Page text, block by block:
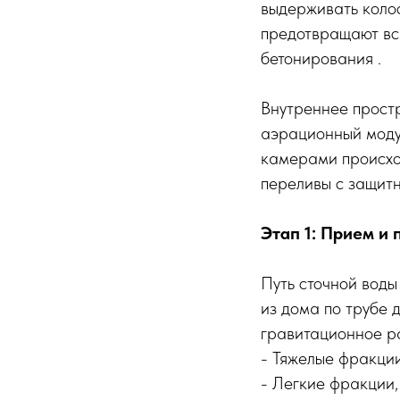
выдерживать
предотвращают
бетонирования .
Внутреннее
аэрационный
камерами
переливы с
Этап 1: Прием и
Путь сточной
из дома по трубе
гравитационное
- Тяжелые
- Легкие